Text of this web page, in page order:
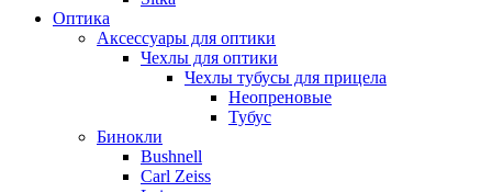
Оптика
Аксессуары для оптики
Чехлы для оптики
Чехлы тубусы для прицела
Неопреновые
Тубус
Бинокли
Bushnell
Carl Zeiss